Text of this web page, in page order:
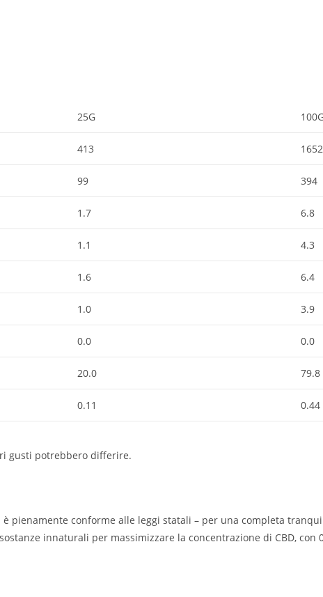
25G
413 1652
99 394
1.7 6.8
1.1 4.3
1.6 6.4
1.0 3.9
0.0 0.0
20.0 79.8
0.11 0.44
gusti potrebbero differire.
pienamente conforme alle leggi statali – per una completa
innaturali per massimizzare la concentrazione di CBD, con